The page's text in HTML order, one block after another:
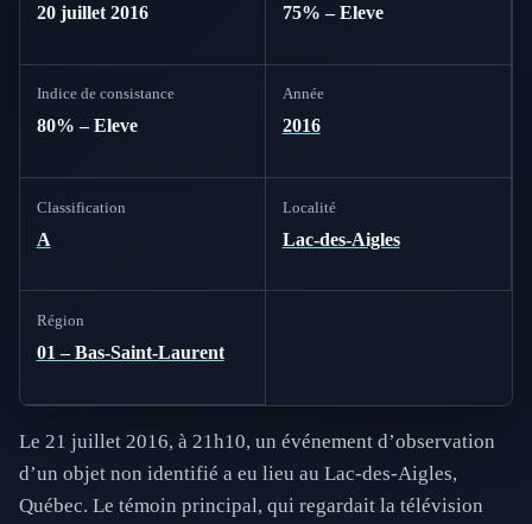
20 juillet 2016 75% – Eleve
Indice de consistance
80% – Eleve
Année
2016
Classification
A
Localité
Lac-des-Aigles
Région
01 – Bas-Saint-Laurent
Le 21 juillet 2016, à 21h10, un événement d’observation
d’un objet non identifié a eu lieu au Lac-des-Aigles,
Québec. Le témoin principal, qui regardait la télévision